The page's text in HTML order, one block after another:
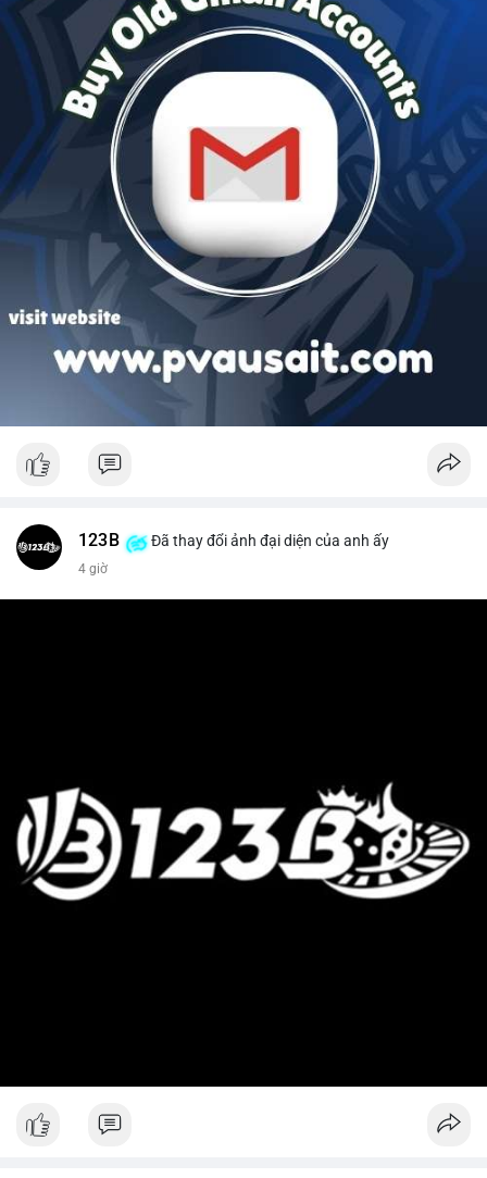
123B Đã thay đổi ảnh đại diện của anh ấy
4 giờ